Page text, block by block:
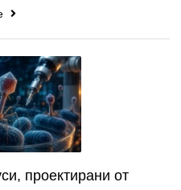
проектирани от